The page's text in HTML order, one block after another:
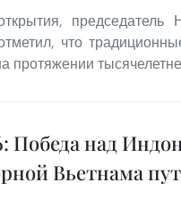
председатель
что
протяжении
Победа над
Вьетнама